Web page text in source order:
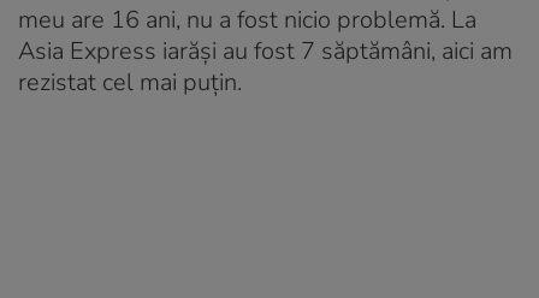
meu are 16 ani, nu a fost nicio problemă. La
Asia Express iarăși au fost 7 săptămâni, aici am
rezistat cel mai puțin.